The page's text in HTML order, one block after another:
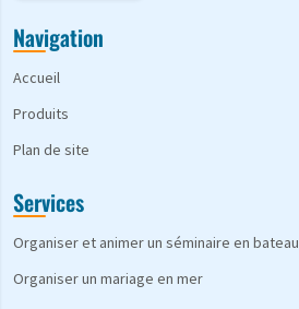
Navigation
Accueil
Produits
Plan de site
Services
Organiser et animer un séminaire en bateau
Organiser un mariage en mer